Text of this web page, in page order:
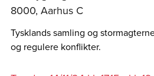
8000, Aarhus C
Tysklands samling og
og regulere konflikter.